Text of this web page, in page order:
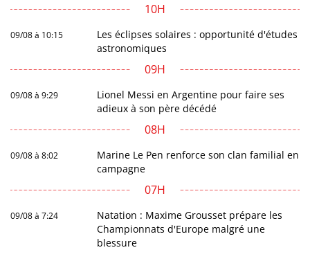
10H
09/08 à 10:15
Les éclipses solaires : opportunité d'études
astronomiques
09H
09/08 à 9:29
Lionel Messi en Argentine pour faire ses
adieux à son père décédé
08H
09/08 à 8:02
Marine Le Pen renforce son clan familial en
campagne
07H
09/08 à 7:24
Natation : Maxime Grousset prépare les
Championnats d'Europe malgré une
blessure